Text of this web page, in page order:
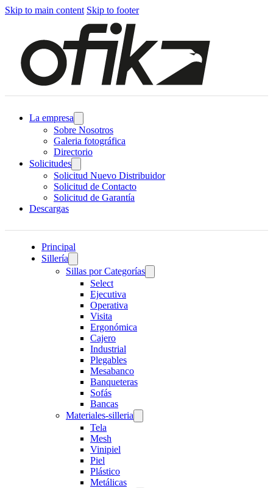
Skip to main content Skip to footer
La empresa
Sobre Nosotros
Galeria fotográfica
Directorio
Solicitudes
Solicitud Nuevo Distribuidor
Solicitud de Contacto
Solicitud de Garantía
Descargas
Principal
Sillería
Sillas por Categorías
Select
Ejecutiva
Operativa
Visita
Ergonómica
Cajero
Industrial
Plegables
Mesabanco
Banqueteras
Sofás
Bancas
Materiales-silleria
Tela
Mesh
Vinipiel
Piel
Plástico
Metálicas